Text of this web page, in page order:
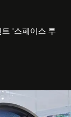
'스페이스 투